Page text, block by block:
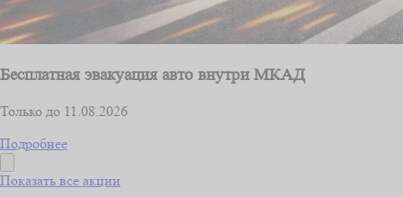
Бесплатная эвакуация авто внутри МКАД
Только до 11.08.2026
Подробнее
Показать все акции